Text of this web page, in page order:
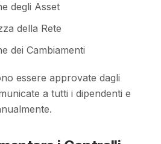
degli Asset
della Rete
dei Cambiamenti
essere approvate dagli
a tutti i dipendenti e